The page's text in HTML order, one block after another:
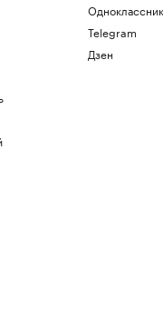
Telegram
Дзен